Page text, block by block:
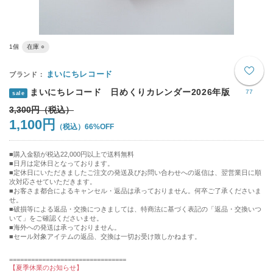
1個 在庫 ○
77
まいにちレコード
sale
まいにちレコード 日めくりカレンダー2026年版
3,300円
1,100円 66%OFF
購入金額が税込22,000円以上で送料無料
日月は定休日となっております。
■定休日にいただきましたご注文の発送及びお問い合わせへの返信は、翌営業日に順
次対応させていただきます。
■お客さま都合によるキャンセル・返品は承っておりません。何卒ご了承くださいま
せ。
■破損等による返品・交換につきましては、特商法に基づく表記の「返品・交換いつ
いて」をご確認くださいませ。
■海外への発送は承っておりません。
■セール対象アイテムの返品、交換は一切お受け致しかねます。
================================
【夏季休業のお知らせ】